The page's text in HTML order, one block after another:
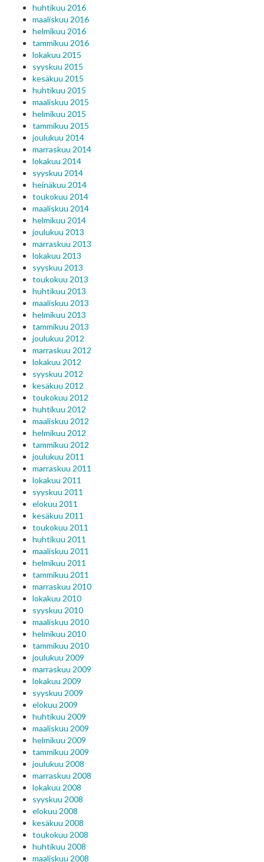
huhtikuu 2016
maaliskuu 2016
helmikuu 2016
tammikuu 2016
lokakuu 2015
syyskuu 2015
kesäkuu 2015
huhtikuu 2015
maaliskuu 2015
helmikuu 2015
tammikuu 2015
joulukuu 2014
marraskuu 2014
lokakuu 2014
syyskuu 2014
heinäkuu 2014
toukokuu 2014
maaliskuu 2014
helmikuu 2014
joulukuu 2013
marraskuu 2013
lokakuu 2013
syyskuu 2013
toukokuu 2013
huhtikuu 2013
maaliskuu 2013
helmikuu 2013
tammikuu 2013
joulukuu 2012
marraskuu 2012
lokakuu 2012
syyskuu 2012
kesäkuu 2012
toukokuu 2012
huhtikuu 2012
maaliskuu 2012
helmikuu 2012
tammikuu 2012
joulukuu 2011
marraskuu 2011
lokakuu 2011
syyskuu 2011
elokuu 2011
kesäkuu 2011
toukokuu 2011
huhtikuu 2011
maaliskuu 2011
helmikuu 2011
tammikuu 2011
marraskuu 2010
lokakuu 2010
syyskuu 2010
maaliskuu 2010
helmikuu 2010
tammikuu 2010
joulukuu 2009
marraskuu 2009
lokakuu 2009
syyskuu 2009
elokuu 2009
huhtikuu 2009
maaliskuu 2009
helmikuu 2009
tammikuu 2009
joulukuu 2008
marraskuu 2008
lokakuu 2008
syyskuu 2008
elokuu 2008
kesäkuu 2008
toukokuu 2008
huhtikuu 2008
maaliskuu 2008